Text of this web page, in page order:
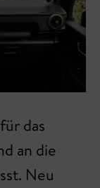
das
an die
Neu